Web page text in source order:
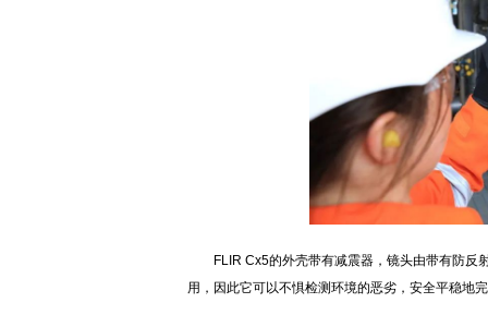
FLIR Cx5的外壳带有减震器，镜头由带有防反
用，因此它可以不惧检测环境的恶劣，安全平稳地